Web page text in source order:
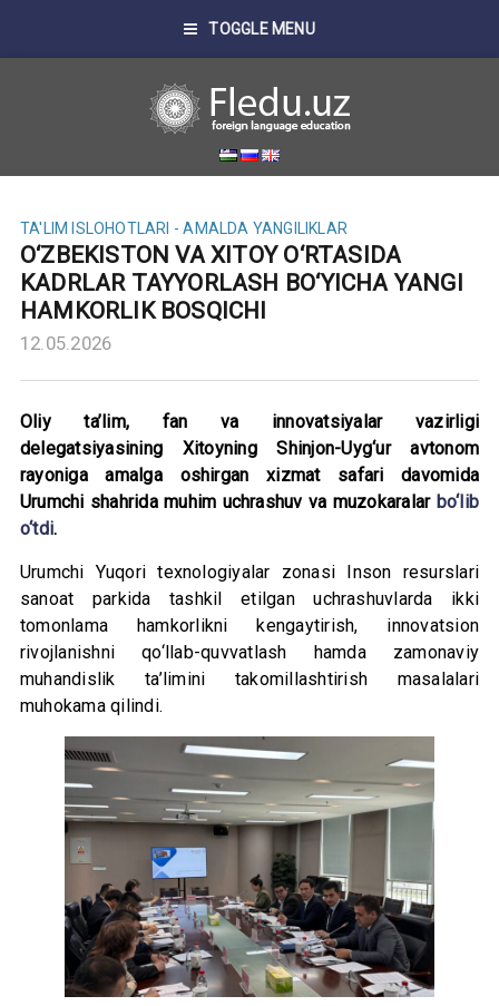
TOGGLE MENU
TA'LIM ISLOHOTLARI - AMALDA YANGILIKLAR
O‘ZBEKISTON VA XITOY O‘RTASIDA
KADRLAR TAYYORLASH BO‘YICHA YANGI
HAMKORLIK BOSQICHI
12.05.2026
Oliy ta’lim, fan va innovatsiyalar vazirligi
delegatsiyasining Xitoyning Shinjon-Uyg‘ur avtonom
rayoniga amalga oshirgan xizmat safari davomida
Urumchi shahrida muhim uchrashuv va muzokaralarbo‘lib
o‘tdi.
Urumchi Yuqori texnologiyalar zonasi Inson resurslari
sanoat parkida tashkil etilgan uchrashuvlarda ikki
tomonlama hamkorlikni kengaytirish, innovatsion
rivojlanishni qo‘llab-quvvatlash hamda zamonaviy
muhandislik ta’limini takomillashtirish masalalari
muhokama qilindi.